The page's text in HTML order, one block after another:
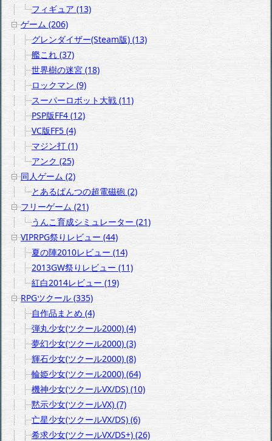
フィギュア (13)
ゲーム (206)
グレンダイザー(Steam版) (13)
艦これ (37)
世界樹の迷宮 (18)
ロックマン (9)
スーパーロボット大戦 (11)
PSP版FF4 (12)
VC版FF5 (4)
マジン打 (1)
アンク (25)
同人ゲーム (2)
とあるぱんつの超電磁砲 (2)
フリーゲーム (21)
うんこ育成シミュレーター (21)
VIPRPG祭りレビュー (44)
夏の陣2010レビュー (14)
2013GW祭りレビュー (11)
紅白2014レビュー (19)
RPGツクール (335)
自作品まとめ (4)
弾丸少女(ツクール2000) (4)
夢幻少女(ツクール2000) (3)
輝石少女(ツクール2000) (8)
輪姫少女(ツクール2000) (64)
機神少女(ツクールVX/DS) (10)
黙示少女(ツクールVX) (7)
亡星少女(ツクールVX/DS) (6)
希求少女(ツクールVX/DS+) (26)